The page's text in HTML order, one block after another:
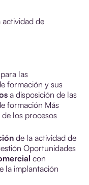
actividad de
para las
formación y sus
a disposición de las
formación Más
de los procesos
de la actividad de
Oportunidades
con
la implantación